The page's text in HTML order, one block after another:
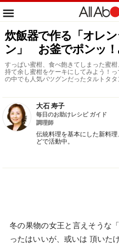
炊飯器で作る「オレ
ン」 お釜でポンッ！
すっぱい蜜柑、食べ飽きてしまった蜜
持て余し蜜柑をケーキにしてみよう！
の中でも人気バツグンだったタルトタタ
大石 寿子
毎日のお助けレシピ ガイド
調理師
伝統料理を基本にした新料
どで活動中。
冬の果物の女王と言えそうな
ったはいいが、或いは 頂いた